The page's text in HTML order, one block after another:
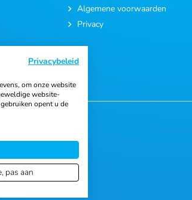
Algemene voorwaarden
Privacy
Privacybeleid
om onze website
website-
opent u de
pas aan